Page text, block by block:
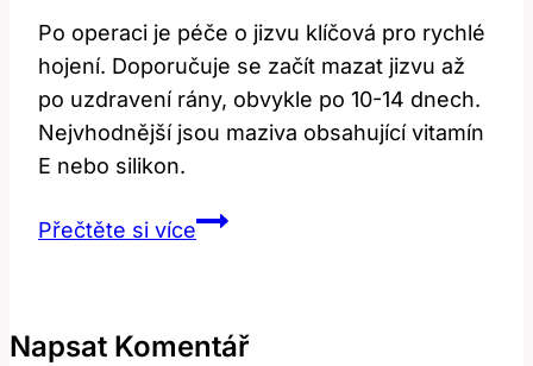
Po operaci je péče o jizvu klíčová pro rychlé
hojení. Doporučuje se začít mazat jizvu až
po uzdravení rány, obvykle po 10-14 dnech.
Nejvhodnější jsou maziva obsahující vitamín
E nebo silikon.
Přečtěte si vícePéče
operaci:
Napsat Komentář